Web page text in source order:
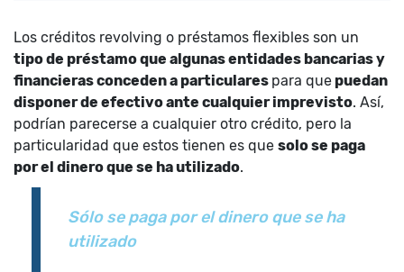
Los créditos revolving o préstamos flexibles son un
tipo de préstamo que algunas entidades bancarias y
financieras conceden a particulares para que puedan
disponer de efectivo ante cualquier imprevisto. Así,
podrían parecerse a cualquier otro crédito, pero la
particularidad que estos tienen es que solo se paga
por el dinero que se ha utilizado.
Sólo se paga por el dinero que se ha
utilizado